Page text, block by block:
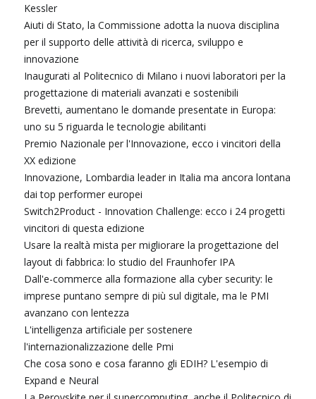
Kessler
Aiuti di Stato, la Commissione adotta la nuova disciplina
per il supporto delle attività di ricerca, sviluppo e
innovazione
Inaugurati al Politecnico di Milano i nuovi laboratori per la
progettazione di materiali avanzati e sostenibili
Brevetti, aumentano le domande presentate in Europa:
uno su 5 riguarda le tecnologie abilitanti
Premio Nazionale per l'Innovazione, ecco i vincitori della
XX edizione
Innovazione, Lombardia leader in Italia ma ancora lontana
dai top performer europei
Switch2Product - Innovation Challenge: ecco i 24 progetti
vincitori di questa edizione
Usare la realtà mista per migliorare la progettazione del
layout di fabbrica: lo studio del Fraunhofer IPA
Dall'e-commerce alla formazione alla cyber security: le
imprese puntano sempre di più sul digitale, ma le PMI
avanzano con lentezza
L'intelligenza artificiale per sostenere
l'internazionalizzazione delle Pmi
Che cosa sono e cosa faranno gli EDIH? L'esempio di
Expand e Neural